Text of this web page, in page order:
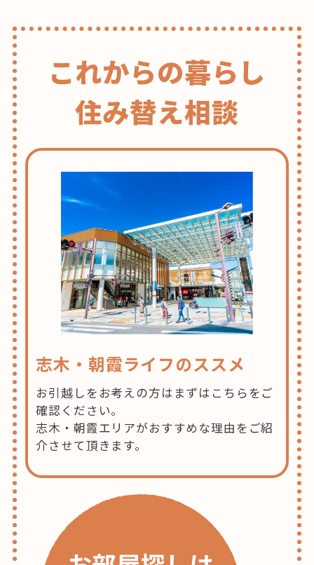
これからの暮らし
住み替え相談
志木・朝霞ライフのススメ
お引越しをお考えの方はまずはこちらをご
確認ください。
志木・朝霞エリアがおすすめな理由をご紹
介させて頂きます。